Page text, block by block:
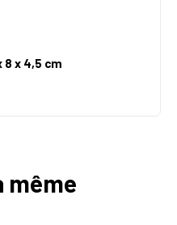
8 x 4,5 cm
même